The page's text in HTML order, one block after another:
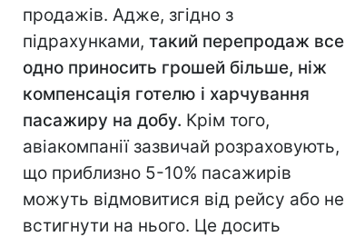
продажів. Адже, згідно з
підрахунками, такий перепродаж все
одно приносить грошей більше, ніж
компенсація готелю і харчування
пасажиру на добу. Крім того,
авіакомпанії зазвичай розраховують,
що приблизно 5-10% пасажирів
можуть відмовитися від рейсу або не
встигнути на нього. Це досить